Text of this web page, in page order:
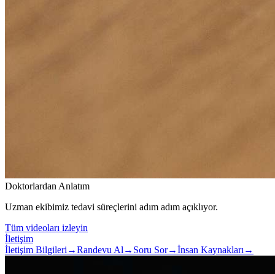
Doktorlardan Anlatım
Uzman ekibimiz tedavi süreçlerini adım adım açıklıyor.
Tüm videoları izleyin
İletişim
İletişim Bilgileri →Randevu Al → Soru Sor→İnsan Kaynakları →